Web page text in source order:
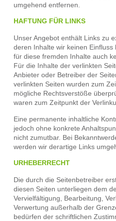
umgehend entfernen.
HAFTUNG FÜR LINKS
Unser Angebot enthält Links zu
deren Inhalte wir keinen
für diese fremden Inhalte auch
Für die Inhalte der verlinkten
Anbieter oder Betreiber der
verlinkten Seiten wurden zum
mögliche Rechtsverstöße
waren zum Zeitpunkt der
Eine permanente inhaltliche
jedoch ohne konkrete
nicht zumutbar. Bei
werden wir derartige Links
URHEBERRECHT
Die durch die Seitenbetreiber
diesen Seiten unterliegen dem
Vervielfältigung, Bearbeitung,
Verwertung außerhalb der
bedürfen der schriftlichen